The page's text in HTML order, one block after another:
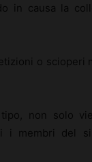
in causa la
o
non solo
i membri del